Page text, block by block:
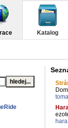
Katalog